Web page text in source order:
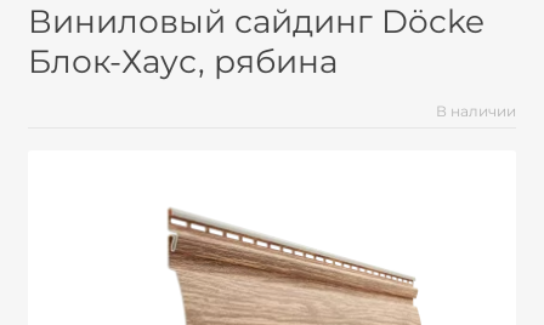
Виниловый сайдинг Döcke
Блок-Хаус, рябина
В наличии